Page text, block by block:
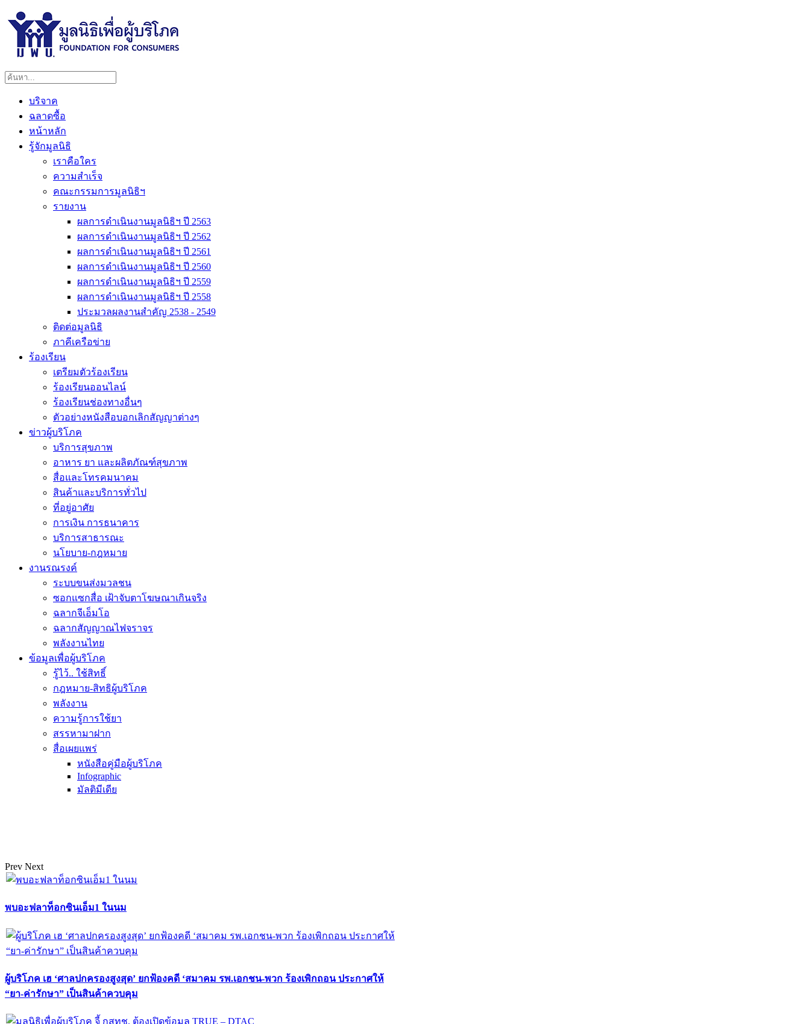
บริจาค
ฉลาดซื้อ
หน้าหลัก
รู้จักมูลนิธิ
เราคือใคร
ความสำเร็จ
คณะกรรมการมูลนิธิฯ
รายงาน
ผลการดำเนินงานมูลนิธิฯ ปี 2563
ผลการดำเนินงานมูลนิธิฯ ปี 2562
ผลการดำเนินงานมูลนิธิฯ ปี 2561
ผลการดำเนินงานมูลนิธิฯ ปี 2560
ผลการดำเนินงานมูลนิธิฯ ปี 2559
ผลการดำเนินงานมูลนิธิฯ ปี 2558
ประมวลผลงานสำคัญ 2538 - 2549
ติดต่อมูลนิธิ
ภาคีเครือข่าย
ร้องเรียน
เตรียมตัวร้องเรียน
ร้องเรียนออนไลน์
ร้องเรียนช่องทางอื่นๆ
ตัวอย่างหนังสือบอกเลิกสัญญาต่างๆ
ข่าวผู้บริโภค
บริการสุขภาพ
อาหาร ยา และผลิตภัณฑ์สุขภาพ
สื่อและโทรคมนาคม
สินค้าและบริการทั่วไป
ที่อยู่อาศัย
การเงิน การธนาคาร
บริการสาธารณะ
นโยบาย-กฎหมาย
งานรณรงค์
ระบบขนส่งมวลชน
ซอกแซกสื่อ เฝ้าจับตาโฆษณาเกินจริง
ฉลากจีเอ็มโอ
ฉลากสัญญาณไฟจราจร
พลังงานไทย
ข้อมูลเพื่อผู้บริโภค
รู้ไว้.. ใช้สิทธิ์
กฎหมาย-สิทธิผู้บริโภค
พลังงาน
ความรู้การใช้ยา
สรรหามาฝาก
สื่อเผยแพร่
หนังสือคู่มือผู้บริโภค
Infographic
มัลติมีเดีย
Prev Next
พบอะฟลาท็อกซินเอ็ม1 ในนม
ผู้บริโภค เฮ ‘ศาลปกครองสูงสุด’ ยกฟ้องคดี ‘สมาคม รพ.เอกชน-พวก ร้องเพิกถอน ประกาศให้
“ยา-ค่ารักษา” เป็นสินค้าควบคุม